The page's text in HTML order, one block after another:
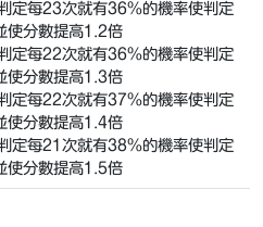
定每23次就有36%的機率使判定
使分數提高1.2倍
定每22次就有36%的機率使判定
使分數提高1.3倍
定每22次就有37%的機率使判定
使分數提高1.4倍
定每21次就有38%的機率使判定
使分數提高1.5倍